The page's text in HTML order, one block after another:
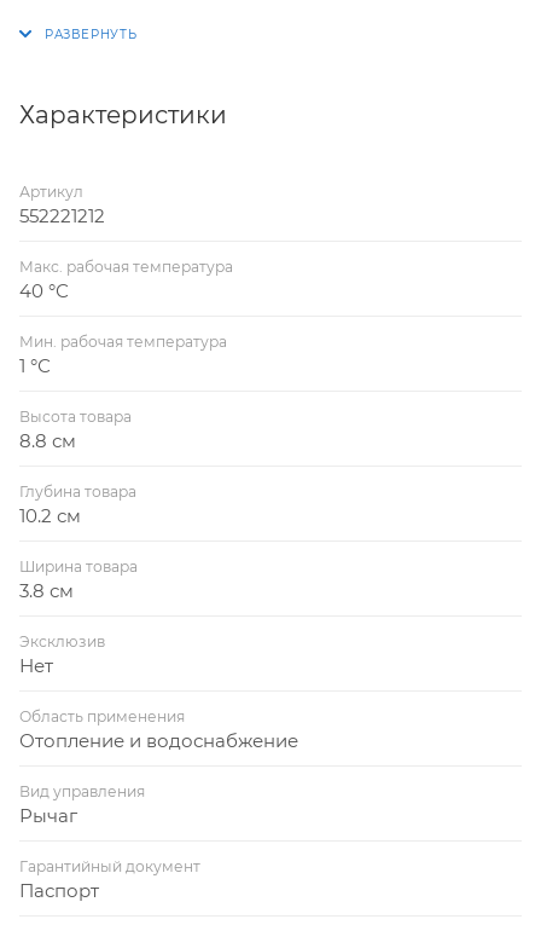
его широкое применение при монтаже
Характеристики
Артикул
552221212
Макс. рабочая температура
40 °С
Мин. рабочая температура
1 °С
Высота товара
8.8 см
Глубина товара
10.2 см
Ширина товара
3.8 см
Эксклюзив
Нет
Область применения
Отопление и водоснабжение
Вид управления
Рычаг
Гарантийный документ
Паспорт